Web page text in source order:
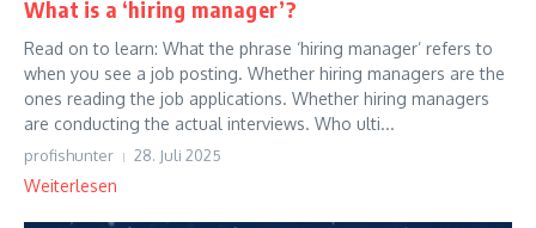
What is a ‘hiring manager’?
Read on to learn: What the phrase ‘hiring manager’ refers to
when you see a job posting. Whether hiring managers are the
ones reading the job applications. Whether hiring managers
are conducting the actual interviews. Who ulti...
profishunter 28. Juli 2025
Weiterlesen